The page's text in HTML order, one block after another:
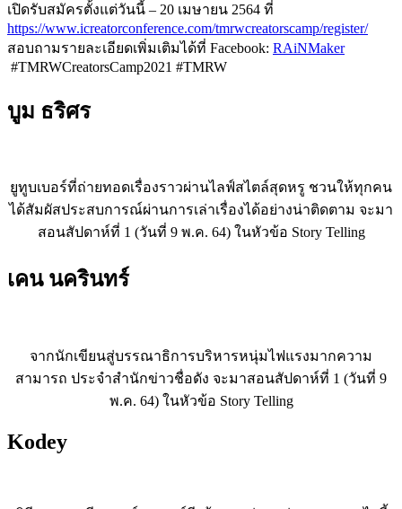
เปิดรับสมัครตั้งแต่วันนี้ – 20 เมษายน 2564 ที่
https://www.icreatorconference.com/tmrwcreatorscamp/register/
สอบถามรายละเอียดเพิ่มเติมได้ที่ Facebook: RAiNMaker
#TMRWCreatorsCamp2021 #TMRW
บูม ธริศร
ยูทูบเบอร์ที่ถ่ายทอดเรื่องราวผ่านไลฟ์สไตล์สุดหรู ชวนให้ทุกคน
ได้สัมผัสประสบการณ์ผ่านการเล่าเรื่องได้อย่างน่าติดตาม จะมา
สอนสัปดาห์ที่ 1 (วันที่ 9 พ.ค. 64) ในหัวข้อ Story Telling
เคน นครินทร์
จากนักเขียนสู่บรรณาธิการบริหารหนุ่มไฟแรงมากความ
สามารถ ประจำสำนักข่าวชื่อดัง จะมาสอนสัปดาห์ที่ 1 (วันที่ 9
พ.ค. 64) ในหัวข้อ Story Telling
Kodey